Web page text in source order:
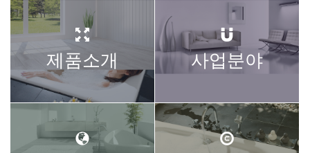
제품소개 사업분야